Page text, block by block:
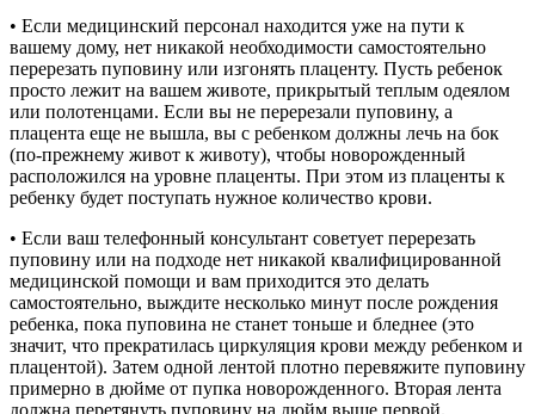
• Если медицинский персонал находится уже на пути к
вашему дому, нет никакой необходимости самостоятельно
перерезать пуповину или изгонять плаценту. Пусть ребенок
просто лежит на вашем животе, прикрытый теплым одеялом
или полотенцами. Если вы не перерезали пуповину, а
плацента еще не вышла, вы с ребенком должны лечь на бок
(по-прежнему живот к животу), чтобы новорожденный
расположился на уровне плаценты. При этом из плаценты к
ребенку будет поступать нужное количество крови.
• Если ваш телефонный консультант советует перерезать
пуповину или на подходе нет никакой квалифицированной
медицинской помощи и вам приходится это делать
самостоятельно, выждите несколько минут после рождения
ребенка, пока пуповина не станет тоньше и бледнее (это
значит, что прекратилась циркуляция крови между ребенком и
плацентой). Затем одной лентой плотно перевяжите пуповину
примерно в дюйме от пупка новорожденного. Вторая лента
должна перетянуть пуповину на дюйм выше первой.